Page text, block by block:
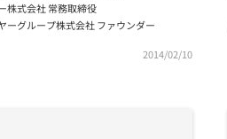
株式会社 常務取締役
ーグループ株式会社 ファウンダー
2014/02/10